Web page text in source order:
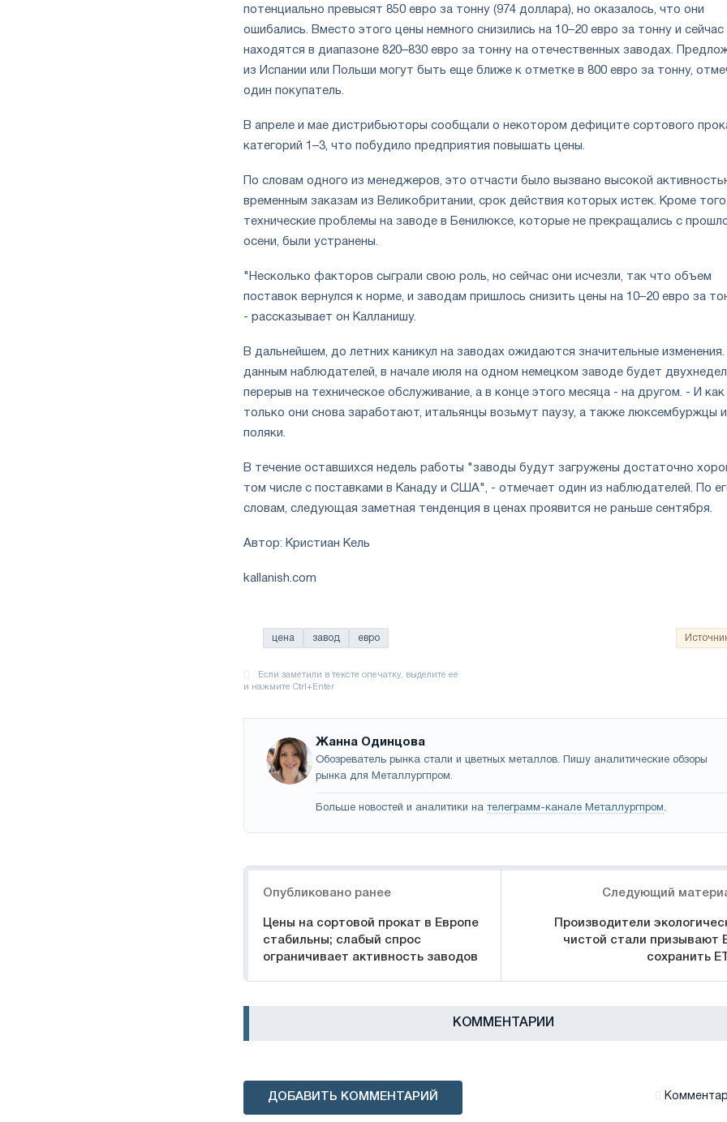
потенциально превысят 850 евро за тонну (974 доллара), но оказалось, что они
ошибались. Вместо этого цены немного снизились на 10–20 евро за тонну и сейчас
находятся в диапазоне 820–830 евро за тонну на отечественных заводах.
из Испании или Польши могут быть еще ближе к отметке в 800 евро за тонну,
один покупатель.
В апреле и мае дистрибьюторы сообщали о некотором дефиците сортового
категорий 1–3, что побудило предприятия повышать цены.
По словам одного из менеджеров, это отчасти было вызвано высокой
временным заказам из Великобритании, срок действия которых истек. Кроме того,
технические проблемы на заводе в Бенилюксе, которые не прекращались с
осени, были устранены.
"Несколько факторов сыграли свою роль, но сейчас они исчезли, так что объем
поставок вернулся к норме, и заводам пришлось снизить цены на 10–20 евро за
- рассказывает он Калланишу.
В дальнейшем, до летних каникул на заводах ожидаются значительные
данным наблюдателей, в начале июля на одном немецком заводе будет
перерыв на техническое обслуживание, а в конце этого месяца - на другом. - И как
только они снова заработают, итальянцы возьмут паузу, а также люксембуржцы и
поляки.
В течение оставшихся недель работы "заводы будут загружены достаточно
том числе с поставками в Канаду и США", - отмечает один из наблюдателей. По
словам, следующая заметная тенденция в ценах проявится не раньше сентября.
Автор: Кристиан Кель
kallanish.com
цена завод евро
Жанна Одинцова
Обозреватель рынка стали и цветных металлов. Пишу аналитические обзоры
рынка для Металлургпром.
Больше новостей и аналитики на телеграмм-канале Металлургпром.
Опубликовано ранее
Цены на сортовой прокат в Европе
стабильны; слабый спрос
ограничивает активность заводов
Следующий
Производители
чистой стали призывают
сохранить
КОММЕНТАРИИ
ДОБАВИТЬ КОММЕНТАРИЙ